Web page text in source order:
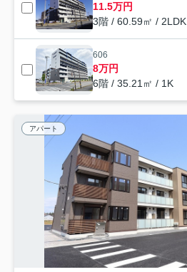
11.5万円
3階 / 60.59㎡ / 2LDK
606
8万円
6階 / 35.21㎡ / 1K
アパート